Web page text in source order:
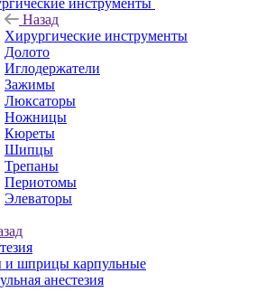
инструменты
Назад
Хирургические инструменты
Долото
Иглодержатели
Зажимы
Люксаторы
Ножницы
Кюреты
Шипцы
Трепаны
Периотомы
Элеваторы
и шприцы карпульные
анестезия